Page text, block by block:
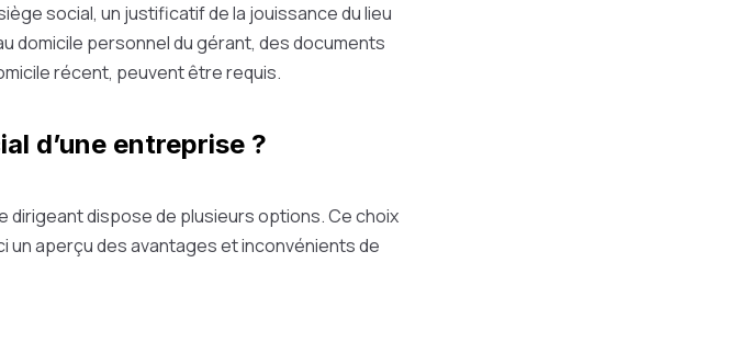
social, un justificatif de la jouissance du lieu
domicile personnel du gérant, des documents
récent, peuvent être requis.
d’une entreprise ?
dirigeant dispose de plusieurs options. Ce choix
un aperçu des avantages et inconvénients de